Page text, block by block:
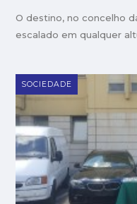
O destino, no concelho
escalado em qualquer
SOCIEDADE